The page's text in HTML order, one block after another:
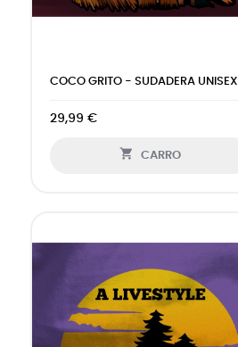
COCO GRITO - SUDADERA UNISEX
29,99 €
 CARRO